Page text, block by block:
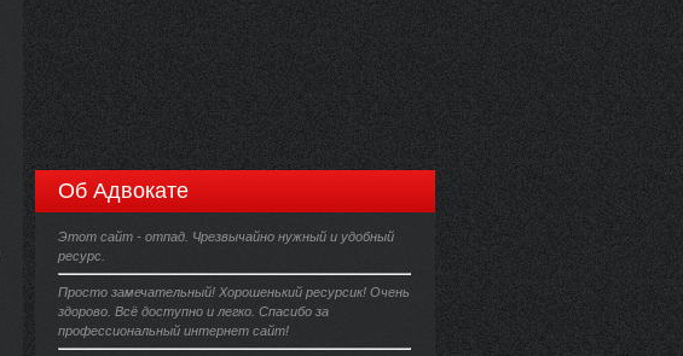
Об Адвокате
Этот сайт - отпад. Чрезвычайно нужный и удобный
ресурс.
Просто замечательный! Хорошенький ресурсик! Очень
здорово. Всё доступно и легко. Спасибо за
профессиональный интернет сайт!